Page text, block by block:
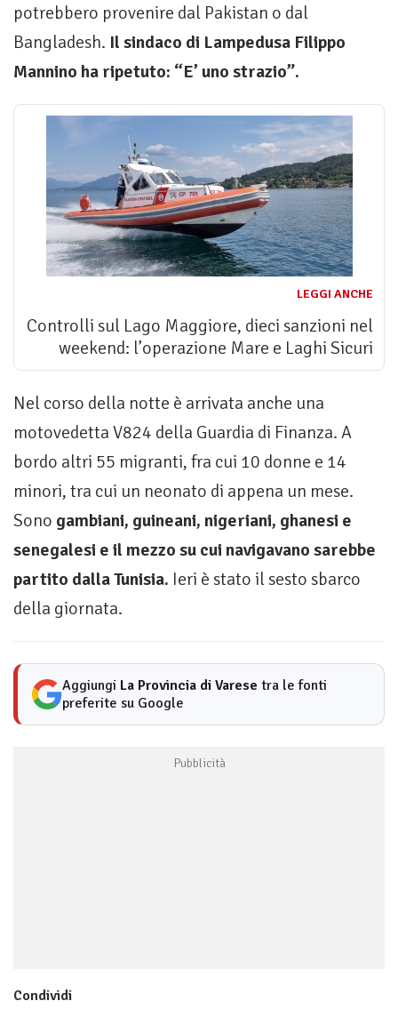
potrebbero provenire dal Pakistan o dal
Bangladesh. Il sindaco di Lampedusa Filippo
Mannino ha ripetuto: “E’ uno strazio”.
LEGGI ANCHE
Controlli sul Lago Maggiore, dieci sanzioni nel
weekend: l’operazione Mare e Laghi Sicuri
Nel corso della notte è arrivata anche una
motovedetta V824 della Guardia di Finanza. A
bordo altri 55 migranti, fra cui 10 donne e 14
minori, tra cui un neonato di appena un mese.
Sono gambiani, guineani, nigeriani, ghanesi e
senegalesi e il mezzo su cui navigavano sarebbe
partito dalla Tunisia. Ieri è stato il sesto sbarco
della giornata.
Aggiungi La Provincia di Varese tra le fonti
preferite su Google
Condividi